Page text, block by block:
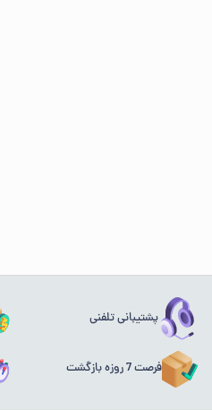
پشتیبانی تلفنی
فرصت 7 روزه بازگشت